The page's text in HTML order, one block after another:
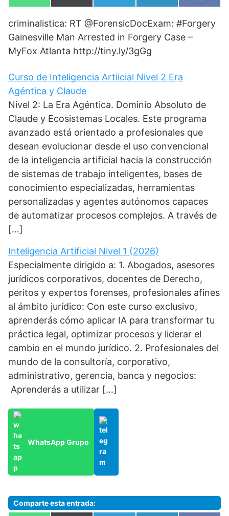
en
h
t
A
p
p
en
(
w
t
t
e
)
en
e
e
g
r
a
m
en
i
k
e
d
en
a
e
criminalistica: RT @ForensicDocExam: #Forgery
Gainesville Man Arrested in Forgery Case –
MyFox Atlanta http://tiny.ly/3gGg
Curso de Inteligencia Artiicial Nivel 2 Era
Agéntica y Claude
Nivel 2: La Era Agéntica. Dominio Absoluto de
Claude y Ecosistemas Locales. Este programa
avanzado está orientado a profesionales que
desean evolucionar desde el uso convencional
de la inteligencia artificial hacia la construcción
de sistemas de trabajo inteligentes, bases de
conocimiento especializadas, herramientas
personalizadas y agentes autónomos capaces
de automatizar procesos complejos. A través de
[…]
Inteligencia Artificial Nivel 1 (2026)
Especialmente dirigido a: 1. Abogados, asesores
jurídicos corporativos, docentes de Derecho,
peritos y expertos forenses, profesionales afines
al ámbito jurídico: Con este curso exclusivo,
aprenderás cómo aplicar IA para transformar tu
práctica legal, optimizar procesos y liderar el
cambio en el mundo jurídico. 2. Profesionales del
mundo de la consultoría, corporativo,
administrativo, gerencia, banca y negocios:
Aprenderás a utilizar […]
WhatsApp Grupo
Comparte esta entrada: